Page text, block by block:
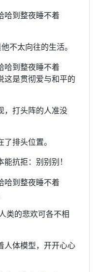
不太向往的生活。
这是贯彻爱与和平的
，打头阵的人准没
排头位置。
抗拒：别别别！
类的悲欢可各不相
人体模型，开开心心